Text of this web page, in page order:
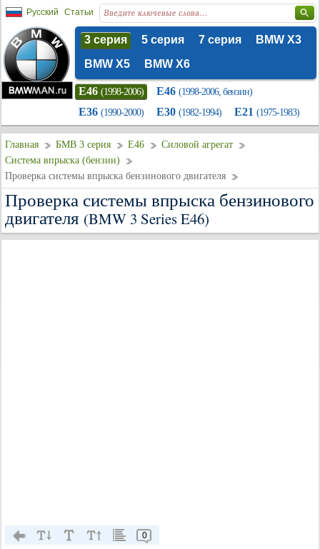
Русский Статьи
3 серия 5 серия 7 серия
BMW X3
BMW X5
BMW X6
E46 (1998-2006) E46 (1998-2006, бензин)
E36 (1990-2000) E30 (1982-1994) E21 (1975-1983)
Главная БМВ 3 серия E46
Силовой агрегат
Система впрыска (бензин)
Проверка системы впрыска бензинового двигателя
Проверка системы впрыска бензинового
двигателя (BMW 3 Series E46)
0